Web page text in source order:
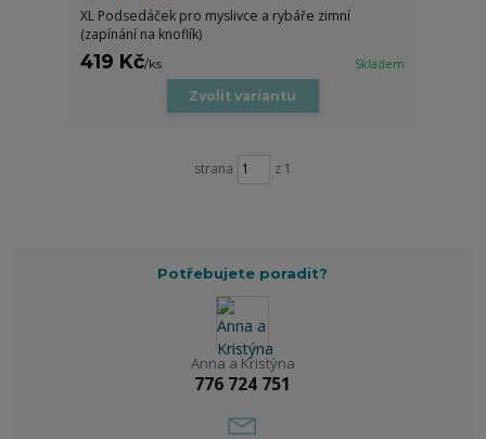
XL Podsedáček pro myslivce a rybáře zimní
(zapínání na knoflík)
419 Kč/ks Skladem
Zvolit variantu
strana z 1
Potřebujete poradit?
Anna a Kristýna
776 724 751